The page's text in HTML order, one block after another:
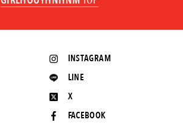
INSTAGRAM
LINE
X
FACEBOOK